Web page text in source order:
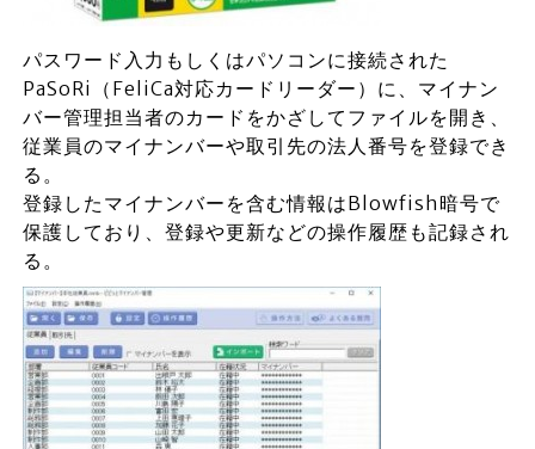
パスワード入力もしくはパソコンに接続された
PaSoRi（FeliCa対応カードリーダー）に、マイナン
バー管理担当者のカードをかざしてファイルを開き、
従業員のマイナンバーや取引先の法人番号を登録でき
る。
登録したマイナンバーを含む情報はBlowfish暗号で
保護しており、登録や更新などの操作履歴も記録され
る。